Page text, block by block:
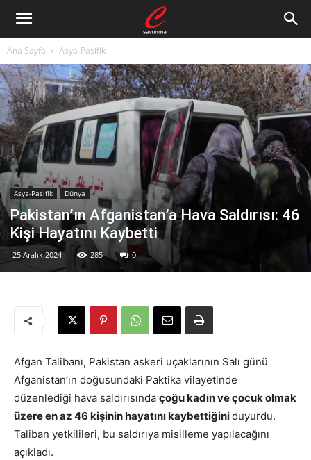
Ana Sayfa Asya-Pasifik
Asya-Pasifik Dünya
Pakistan’ın Afganistan’a Hava Saldırısı: 46
Kişi Hayatını Kaybetti
25 Aralık 2024 285 0
Afgan Talibanı, Pakistan askeri uçaklarının Salı günü
Afganistan’ın doğusundaki Paktika vilayetinde
düzenlediği hava saldırısında çoğu kadın ve çocuk olmak
üzere en az 46 kişinin hayatını kaybettiğiniduyurdu.
Taliban yetkilileri, bu saldırıya misilleme yapılacağını
açıkladı.